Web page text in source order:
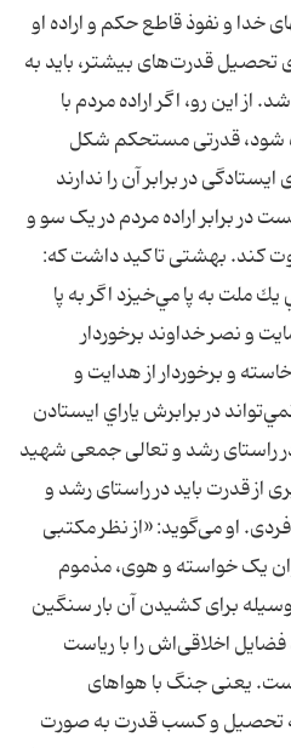
خدا و نفوذ قاطع حكم و اراده او
تحصیل قدرت‌های بیشتر، باید به
این رو، اگر اراده مردم با
شود، قدرتی مستحکم شکل
در برابر آن را ندارند
در برابر اراده مردم در یک سو و
کند. بهشتی تاکید داشت که:
ملت به پا مي‌خيزد اگر به پا
و نصر خداوند برخوردار
و برخوردار از هدايت و
در برابرش ياراي ايستادن
در راستای رشد و تعالی جمعی شهید
قدرت باید در راستای رشد و
او می‌گوید: «از نظر مکتبی
یک خواسته و هوی، مذموم
برای کشیدن آن بار سنگین
اخلاقی‌اش را با ریاست
یعنی جنگ با هواهای
تحصیل و کسب قدرت به صورت